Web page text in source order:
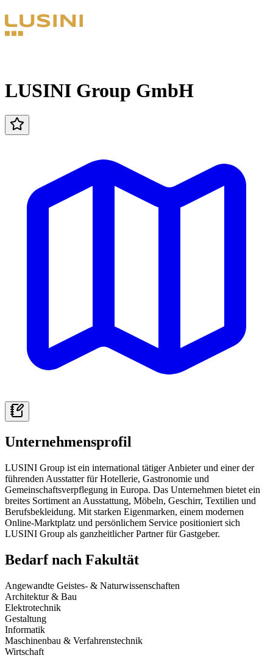
LUSINI Group GmbH
Unternehmensprofil
LUSINI Group ist ein international tätiger Anbieter und einer der
führenden Ausstatter für Hotellerie, Gastronomie und
Gemeinschaftsverpflegung in Europa. Das Unternehmen bietet ein
breites Sortiment an Ausstattung, Möbeln, Geschirr, Textilien und
Berufsbekleidung. Mit starken Eigenmarken, einem modernen
Online-Marktplatz und persönlichem Service positioniert sich
LUSINI Group als ganzheitlicher Partner für Gastgeber.
Bedarf nach Fakultät
Angewandte Geistes- & Naturwissenschaften
Architektur & Bau
Elektrotechnik
Gestaltung
Informatik
Maschinenbau & Verfahrenstechnik
Wirtschaft